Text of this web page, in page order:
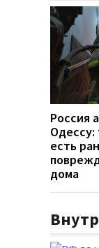
Россия
Одессу:
есть
дома